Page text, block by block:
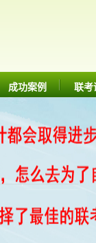
成功案例 联考